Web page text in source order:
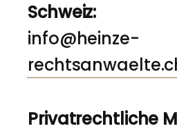
Schweiz:
info@heinze-
Privatrechtliche